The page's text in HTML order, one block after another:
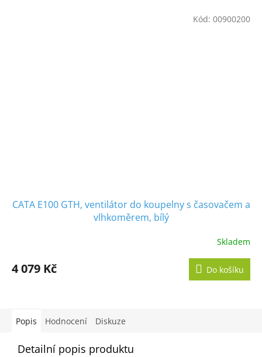
CATA E100 GTH, ventilátor do koupelny s časovačem a
vlhkoměrem, bílý
produktu
je
hvězdiček.
Skladem
4 079 Kč Do košíku
Kód: 00900200
Popis Hodnocení Diskuze
Detailní popis produktu